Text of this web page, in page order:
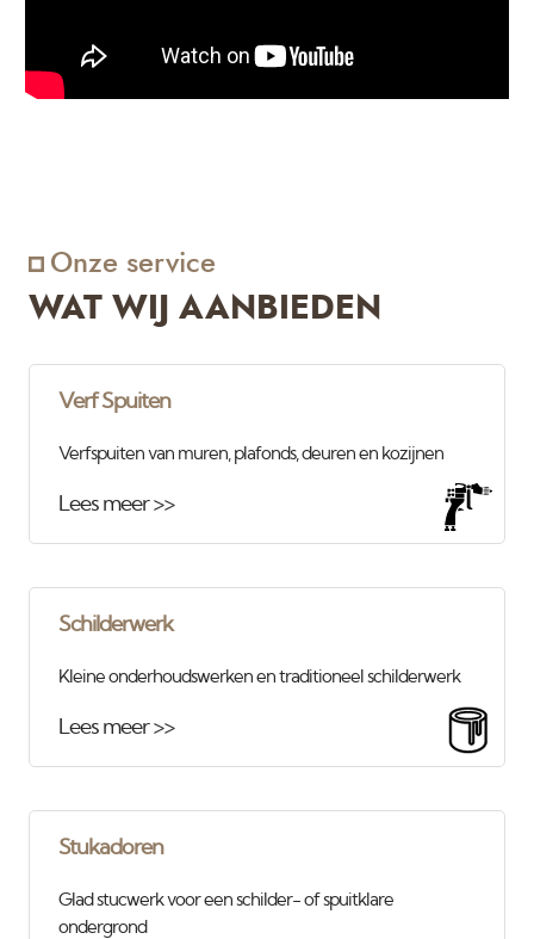
Onze service
WAT WIJ AANBIEDEN
Verf Spuiten
Verfspuiten van muren, plafonds, deuren en kozijnen
Lees meer >>
Schilderwerk
Kleine onderhoudswerken en traditioneel schilderwerk
Lees meer >>
Stukadoren
Glad stucwerk voor een schilder- of spuitklare
ondergrond